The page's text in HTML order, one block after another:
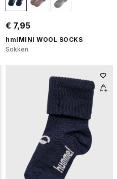
€ 7,95
hmlMINI WOOL SOCKS
Sokken